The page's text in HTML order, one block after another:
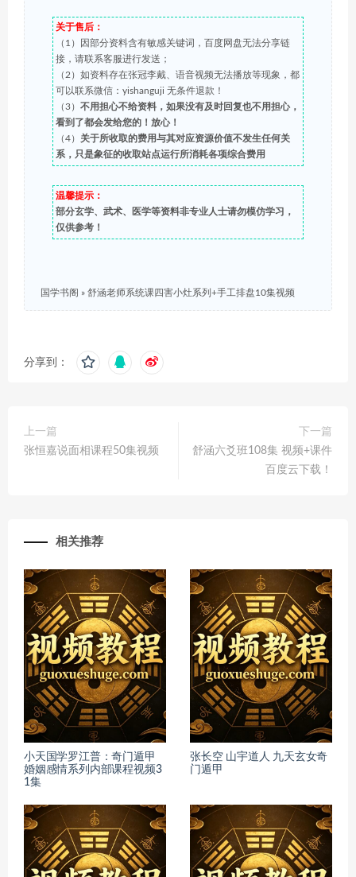
关于售后：
（1）因部分资料含有敏感关键词，百度网盘无法分享链
接，请联系客服进行发送；
（2）如资料存在张冠李戴、语音视频无法播放等现象，都
可以联系微信：yishanguji 无条件退款！
（3） 不用担心不给资料，如果没有及时回复也不用担心，
看到了都会发给您的！放心！
（4） 关于所收取的费用与其对应资源价值不发生任何关
系，只是象征的收取站点运行所消耗各项综合费用
温馨提示：
部分玄学、武术、医学等资料非专业人士请勿模仿学习，
仅供参考！
国学书阁 » 舒涵老师系统课四害小灶系列+手工排盘10集视频
分享到：
上一篇
张恒嘉说面相课程50集视频
下一篇
舒涵六爻班108集 视频+课件
百度云下载！
相关推荐
小天国学罗江普：奇门遁甲
婚姻感情系列内部课程视频3
1集
张长空 山宇道人 九天玄女奇
门遁甲